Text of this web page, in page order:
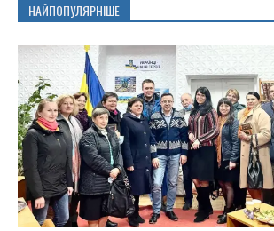
НАЙПОПУЛЯРНІШЕ